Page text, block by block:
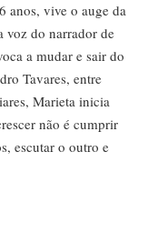
anos, vive o auge da
voz do narrador de
a mudar e sair do
Tavares, entre
Marieta inicia
não é cumprir
escutar o outro e